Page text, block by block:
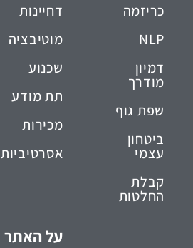
כריזמה
NLP
דמיון
מודרך
שפת גוף
ביטחון
עצמי
קבלת
החלטות
דחיינות
מוטיבציה
שכנוע
תת מודע
מכירות
אסרטיביות
על האתר